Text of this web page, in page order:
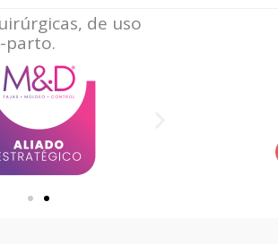
de uso
parto.